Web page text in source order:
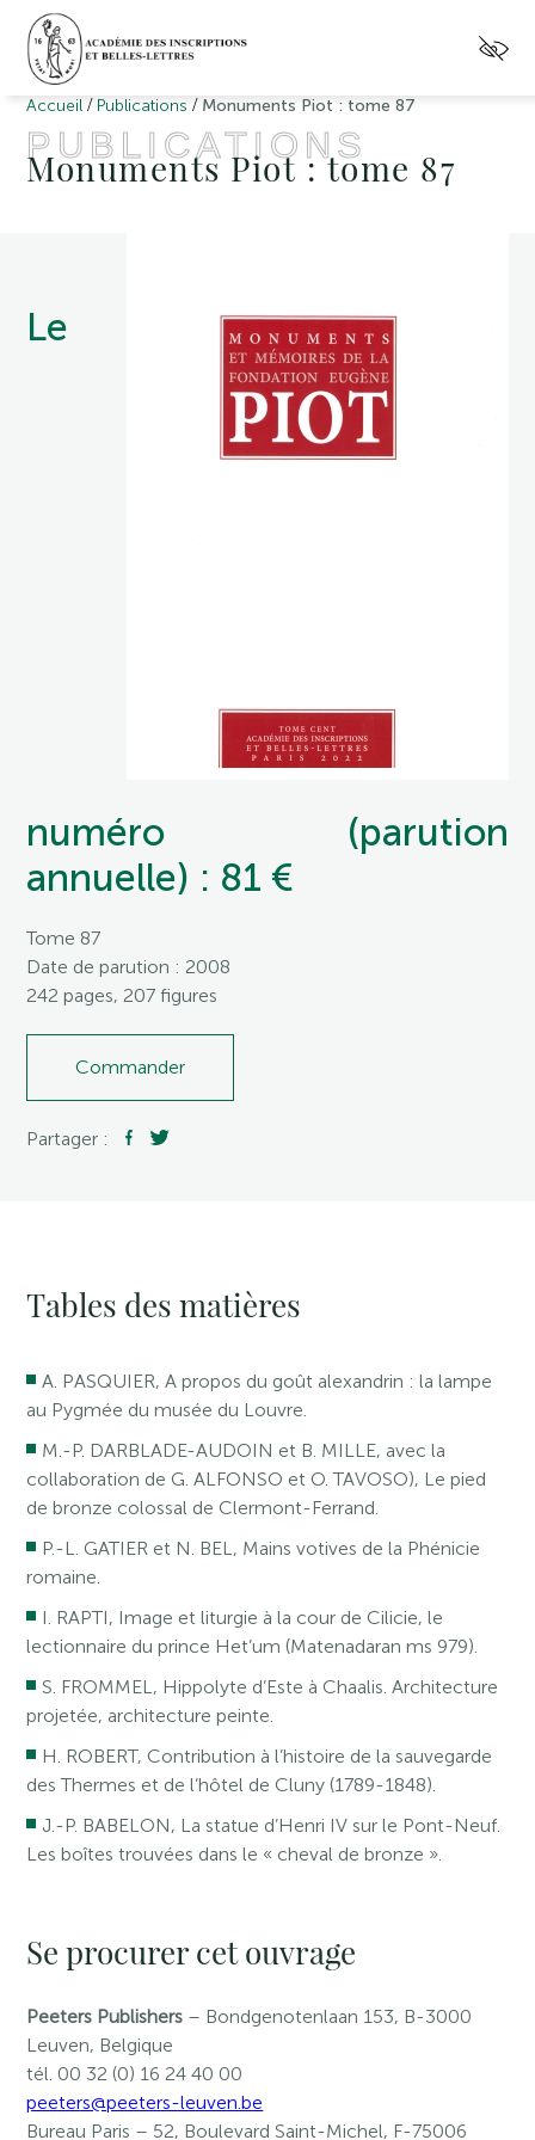
Accueil / Publications / Monuments Piot : tome 87
PUBLICATIONS
Monuments Piot : tome 87
Le
numéro (parution
annuelle) : 81 €
Tome 87
Date de parution : 2008
242 pages, 207 figures
Commander
Partager :
Tables des matières
A. PASQUIER, A propos du goût alexandrin : la lampe
au Pygmée du musée du Louvre.
M.-P. DARBLADE-AUDOIN et B. MILLE, avec la
collaboration de G. ALFONSO et O. TAVOSO), Le pied
de bronze colossal de Clermont-Ferrand.
P.-L. GATIER et N. BEL, Mains votives de la Phénicie
romaine.
I. RAPTI, Image et liturgie à la cour de Cilicie, le
lectionnaire du prince Het’um (Matenadaran ms 979).
S. FROMMEL, Hippolyte d’Este à Chaalis. Architecture
projetée, architecture peinte.
H. ROBERT, Contribution à l’histoire de la sauvegarde
des Thermes et de l’hôtel de Cluny (1789-1848).
J.-P. BABELON, La statue d’Henri IV sur le Pont-Neuf.
Les boîtes trouvées dans le « cheval de bronze ».
Se procurer cet ouvrage
Peeters Publishers – Bondgenotenlaan 153, B-3000
Leuven, Belgique
tél. 00 32 (0) 16 24 40 00
peeters@peeters-leuven.be
Bureau Paris – 52, Boulevard Saint-Michel, F-75006